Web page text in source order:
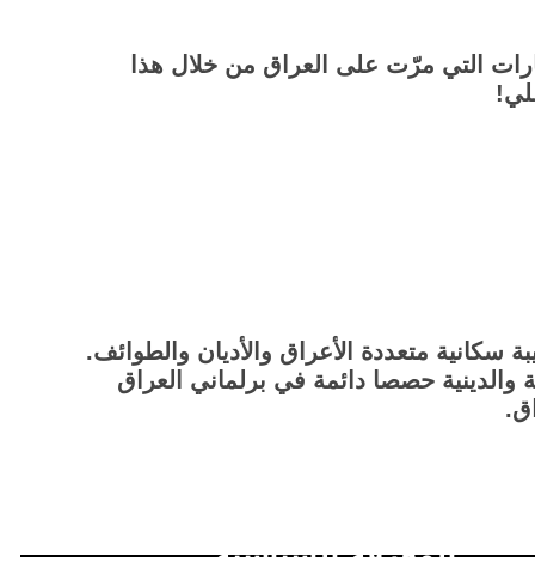
التي مرّت على العراق من خلال هذا
سكانية متعددة الأعراق والأديان والطوائف.
والدينية حصصا دائمة في برلماني العراق
المعرفة السياسية